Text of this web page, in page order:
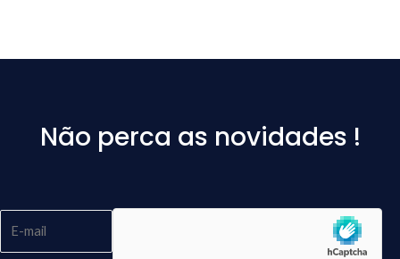
Não perca as novidades !